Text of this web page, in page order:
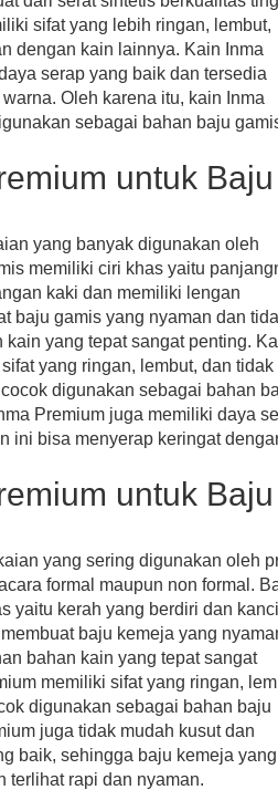
sifat yang lebih ringan, lembut,
dengan kain lainnya. Kain Inma
serap yang baik dan tersedia
Oleh karena itu, kain Inma
sebagai bahan baju
untuk Baju
yang banyak digunakan oleh
memiliki ciri khas yaitu
kaki dan memiliki lengan
baju gamis yang nyaman dan
kain yang tepat sangat penting.
yang ringan, lembut, dan tidak
digunakan sebagai bahan
Premium juga memiliki daya
ini bisa menyerap keringat
untuk Baju
yang sering digunakan oleh
formal maupun non formal.
yaitu kerah yang berdiri dan
baju kemeja yang
bahan kain yang tepat sangat
memiliki sifat yang ringan,
digunakan sebagai bahan baju
juga tidak mudah kusut dan
baik, sehingga baju kemeja yang
terlihat rapi dan nyaman.